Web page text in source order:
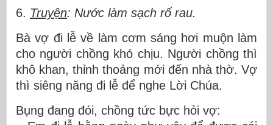
6. Truyện: Nước làm sạch rổ rau.
Bà vợ đi lễ về làm cơm sáng hơi muộn làm
cho người chồng khó chịu. Người chồng thì
khô khan, thỉnh thoảng mới đến nhà thờ. Vợ
thì siêng năng đi lễ để nghe Lời Chúa.
Bụng đang đói, chồng tức bực hỏi vợ: